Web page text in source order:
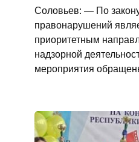
Соловьев: — По
правонарушений
приоритетным
надзорной
мероприятия